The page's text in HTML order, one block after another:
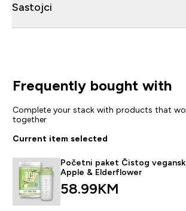
Sastojci
Frequently bought with
Complete your stack with products that
together
Current item selected
Početni paket Čistog
Apple & Elderflower
58.99KM‎